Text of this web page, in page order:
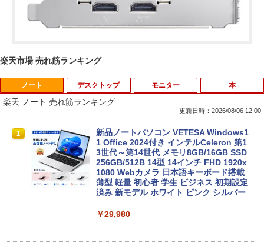
楽天市場 売れ筋ランキング
ノート
楽天 ノート 売れ筋ランキング
更新日時：2026/08/06 12:00
1
新品ノートパソコン VETESA Windows1
1 Office 2024付き インテルCeleron 第1
3世代～第14世代 メモリ8GB/16GB SSD
256GB/512B 14型 14インチ FHD 1920x
1080 Webカメラ 日本語キーボード搭載
薄型 軽量 初心者 学生 ビジネス 初期設定
済み 新モデル ホワイト ピンク シルバー
￥29,980
デスクトップ モニター 本